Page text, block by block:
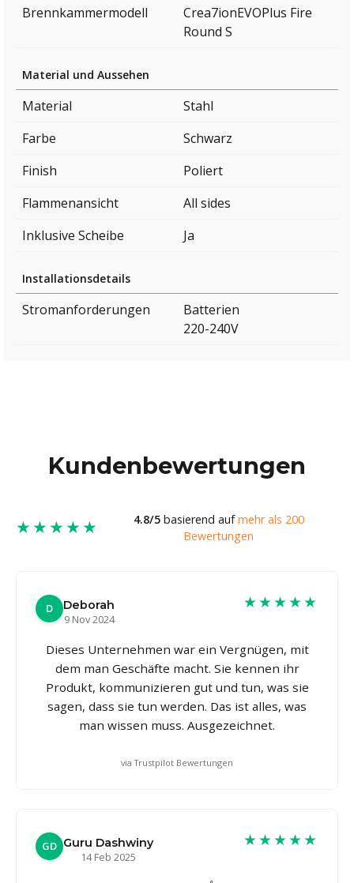
Brennkammermodell
Crea7ionEVOPlus Fire
Round S
Material und Aussehen
Material
Stahl
Farbe
Schwarz
Finish
Poliert
Flammenansicht
All sides
Inklusive Scheibe
Ja
Installationsdetails
Stromanforderungen
Batterien
220-240V
Kundenbewertungen
★★★★★ 4.8/5basierend aufmehr als 200
Bewertungen
D
Deborah
9 Nov 2024
★★★★★
Dieses Unternehmen war ein Vergnügen, mit
dem man Geschäfte macht. Sie kennen ihr
Produkt, kommunizieren gut und tun, was sie
sagen, dass sie tun werden. Das ist alles, was
man wissen muss. Ausgezeichnet.
via Trustpilot Bewertungen
GD Guru Dashwiny
14 Feb 2025
★★★★★